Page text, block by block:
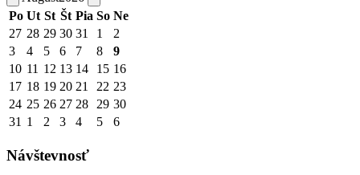
Po Ut St Št Pia So Ne
27 28 29 30 31 1
2
3
4 5 6 7 8
9
10 11 12 13 14 15 16
17 18 19 20 21 22 23
24 25 26 27 28 29 30
31 1 2 3 4 5 6
Návštevnosť